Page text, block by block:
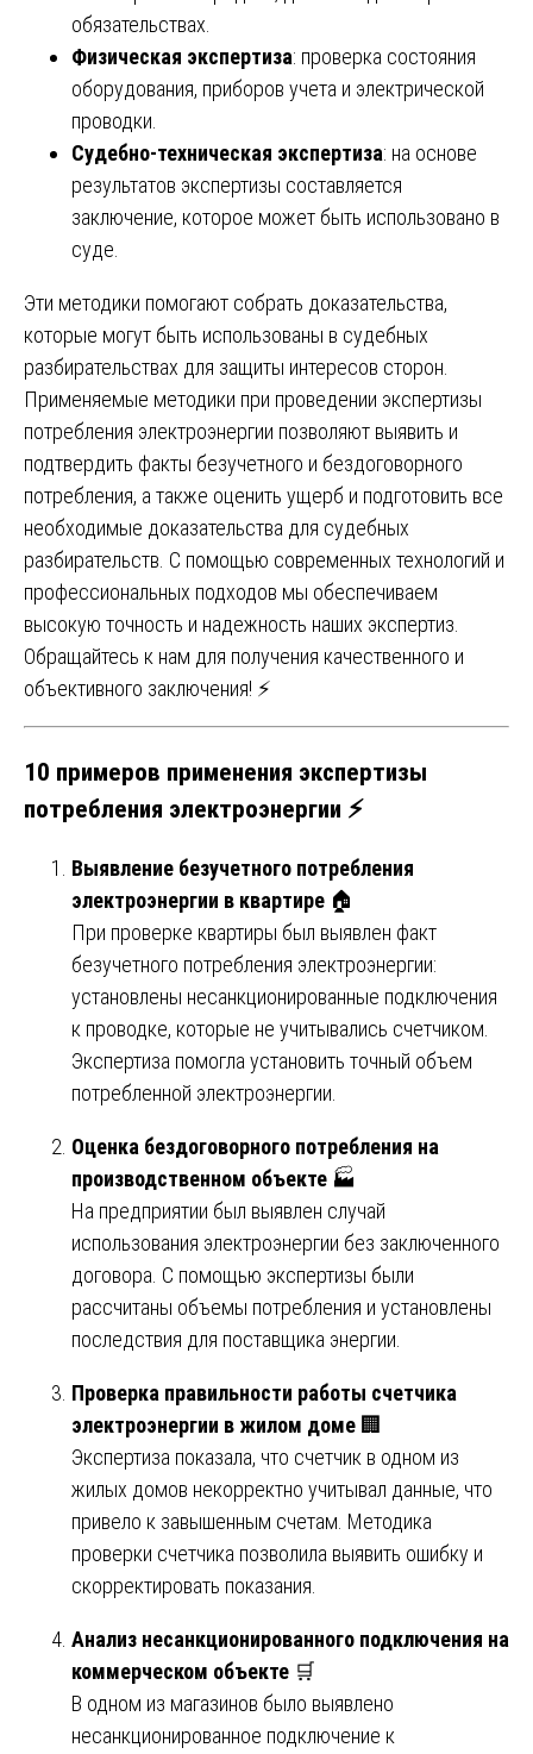
обязательствах.
Физическая экспертиза: проверка состояния
оборудования, приборов учета и электрической
проводки.
Судебно-техническая экспертиза: на основе
результатов экспертизы составляется
заключение, которое может быть использовано в
суде.
Эти методики помогают собрать доказательства,
которые могут быть использованы в судебных
разбирательствах для защиты интересов сторон.
Применяемые методики при проведении экспертизы
потребления электроэнергии позволяют выявить и
подтвердить факты безучетного и бездоговорного
потребления, а также оценить ущерб и подготовить все
необходимые доказательства для судебных
разбирательств. С помощью современных технологий и
профессиональных подходов мы обеспечиваем
высокую точность и надежность наших экспертиз.
Обращайтесь к нам для получения качественного и
объективного заключения! ⚡
10 примеров применения экспертизы
потребления электроэнергии ⚡
Выявление безучетного потребления
электроэнергии в квартире 🏠
При проверке квартиры был выявлен факт
безучетного потребления электроэнергии:
установлены несанкционированные подключения
к проводке, которые не учитывались счетчиком.
Экспертиза помогла установить точный объем
потребленной электроэнергии.
Оценка бездоговорного потребления на
производственном объекте 🏭
На предприятии был выявлен случай
использования электроэнергии без заключенного
договора. С помощью экспертизы были
рассчитаны объемы потребления и установлены
последствия для поставщика энергии.
Проверка правильности работы счетчика
электроэнергии в жилом доме 🏢
Экспертиза показала, что счетчик в одном из
жилых домов некорректно учитывал данные, что
привело к завышенным счетам. Методика
проверки счетчика позволила выявить ошибку и
скорректировать показания.
Анализ несанкционированного подключения на
коммерческом объекте 🛒
В одном из магазинов было выявлено
несанкционированное подключение к